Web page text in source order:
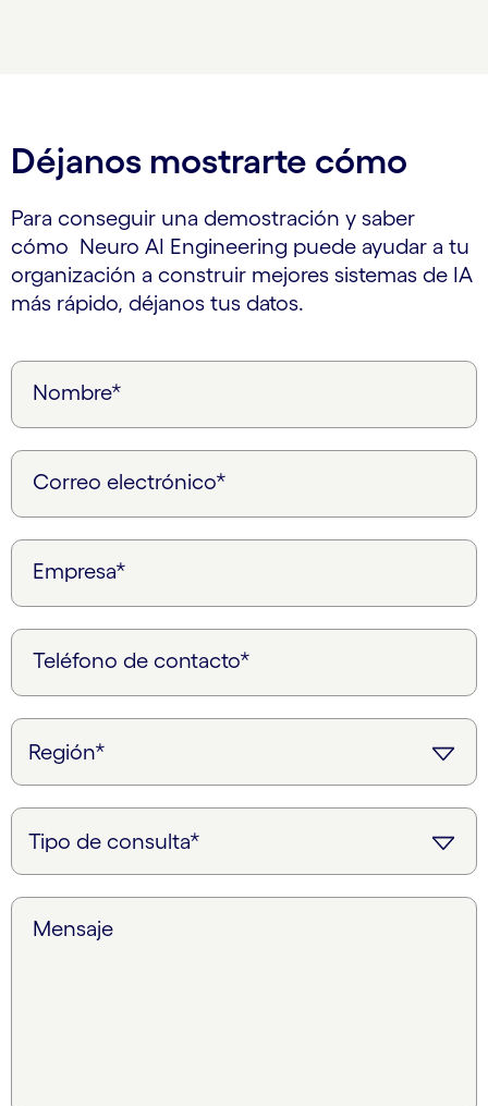
Déjanos mostrarte cómo
Para conseguir una demostración y saber
cómo Neuro AI Engineering puede ayudar a tu
organización a construir mejores sistemas de IA
más rápido, déjanos tus datos.
Nombre*
Correo electrónico*
Empresa*
Teléfono de contacto*
Mensaje